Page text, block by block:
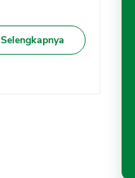
Selengkapnya